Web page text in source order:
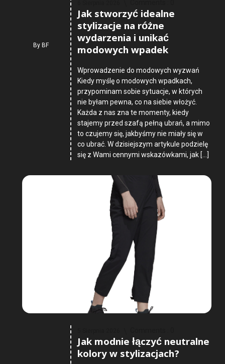
ByBF
Jak stworzyć idealne
stylizacje na różne
wydarzenia i unikać
modowych wpadek
Wprowadzenie do modowych wyzwań
Kiedy myślę o modowych wpadkach,
przypominam sobie sytuacje, w których
nie byłam pewna, co na siebie włożyć.
Każda z nas zna te momenty, kiedy
stajemy przed szafą pełną ubrań, a mimo
to czujemy się, jakbyśmy nie miały się w
co ubrać. W dzisiejszym artykule podzielę
się z Wami cennymi wskazówkami, jak […]
Jak modnie łączyć neutralne
kolory w stylizacjach?